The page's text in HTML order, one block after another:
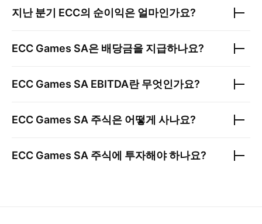
지난 분기 ECC의 순이익은 얼마인가요?
ECC Games SA은 배당금을 지급하나요?
ECC Games SA EBITDA란 무엇인가요?
ECC Games SA 주식은 어떻게 사나요?
ECC Games SA 주식에 투자해야 하나요?